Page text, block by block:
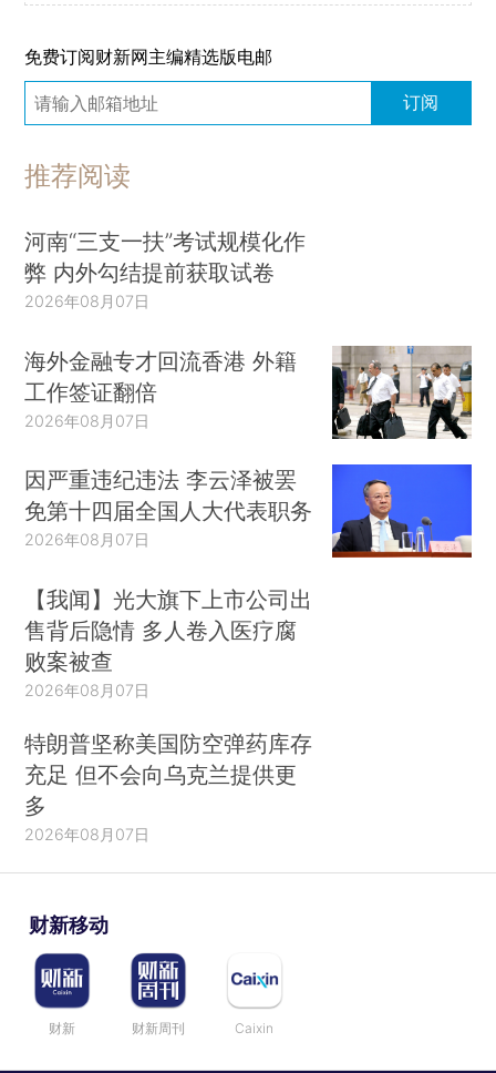
免费订阅财新网主编精选版电邮
订阅
推荐阅读
河南“三支一扶”考试规模化作
弊 内外勾结提前获取试卷
2026年08月07日
海外金融专才回流香港 外籍
工作签证翻倍
2026年08月07日
因严重违纪违法 李云泽被罢
免第十四届全国人大代表职务
2026年08月07日
【我闻】光大旗下上市公司出
售背后隐情 多人卷入医疗腐
败案被查
2026年08月07日
特朗普坚称美国防空弹药库存
充足 但不会向乌克兰提供更
多
2026年08月07日
财新移动
财新 财新周刊 Caixin